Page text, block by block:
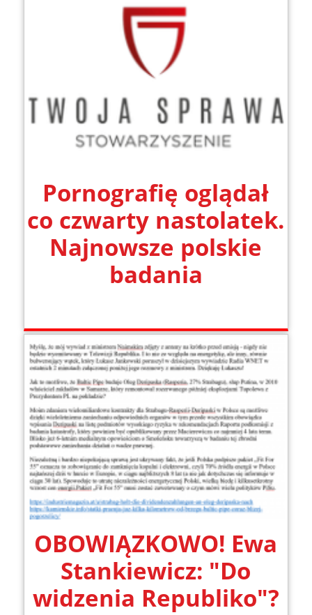
Pornografię oglądał
co czwarty nastolatek.
Najnowsze polskie
badania
OBOWIĄZKOWO! Ewa
Stankiewicz: "Do
widzenia Republiko"?